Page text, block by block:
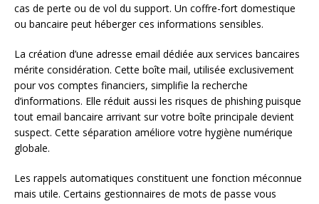
cas de perte ou de vol du support. Un coffre-fort domestique
ou bancaire peut héberger ces informations sensibles.
La création d’une adresse email dédiée aux services bancaires
mérite considération. Cette boîte mail, utilisée exclusivement
pour vos comptes financiers, simplifie la recherche
d’informations. Elle réduit aussi les risques de phishing puisque
tout email bancaire arrivant sur votre boîte principale devient
suspect. Cette séparation améliore votre hygiène numérique
globale.
Les rappels automatiques constituent une fonction méconnue
mais utile. Certains gestionnaires de mots de passe vous